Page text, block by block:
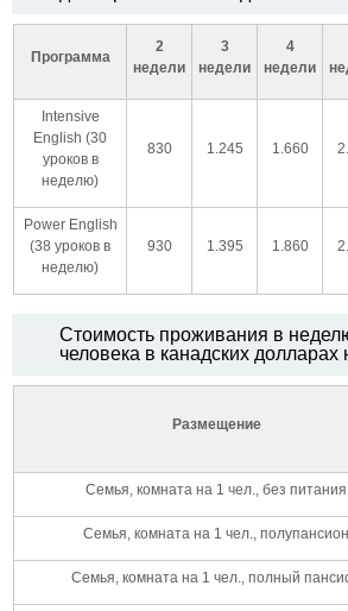
Программа
2
недели
3
недели
4
недели
Intensive
English (30
уроков в
неделю)
830 1.245 1.660
Power English
(38 уроков в
неделю)
930 1.395 1.860
Стоимость проживания в
человека в канадских долларах
Размещение
Семья, комната на 1 чел., без питания
Семья, комната на 1 чел., полупансион
Семья, комната на 1 чел., полный